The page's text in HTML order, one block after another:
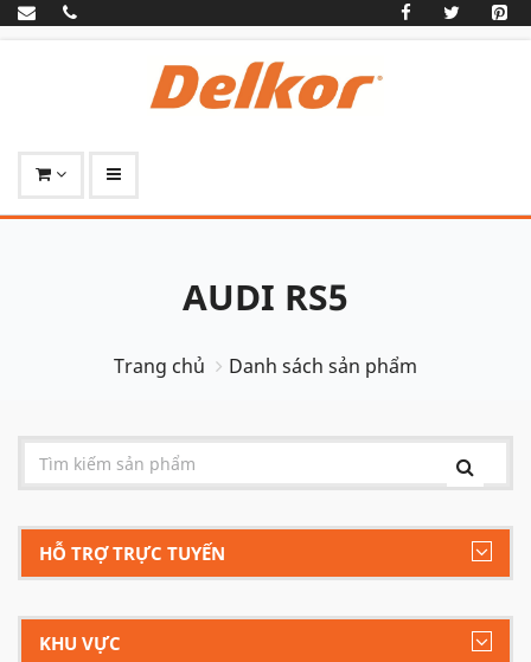
AUDI RS5
Trang chủ Danh sách sản phẩm
HỖ TRỢ TRỰC TUYẾN
KHU VỰC